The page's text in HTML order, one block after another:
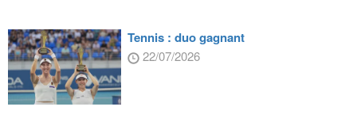
Tennis : duo gagnant
22/07/2026